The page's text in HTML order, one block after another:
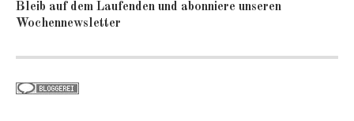
Bleib auf dem Laufenden und abonniere unseren
Wochennewsletter